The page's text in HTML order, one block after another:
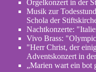
2024
Orgelkonzert in der
Musik zur
Schola der
Nachtkonzerte:
Vivo Brass:
"Herr Christ, der
Adventskonzert in
„Marien wart ein bot